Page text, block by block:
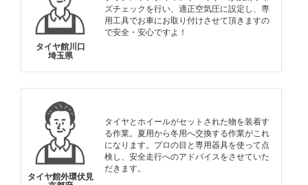
タイヤ館川口
埼玉県
ズチェックを行い、適正空気圧に設定し、専
用工具でお車にお取り付けさせて頂きますの
で安全・安心ですよ！
タイヤ館外環伏見
タイヤとホイールがセットされた物を装着す
る作業。夏用から冬用へ交換する作業がこれ
になります。プロの目と専用器具を使って点
検し、安全走行へのアドバイスをさせていた
だきます。